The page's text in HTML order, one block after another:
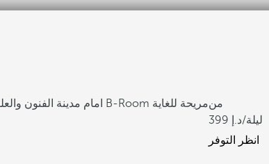
امام مدينة الفنون
غرف B-Room مريحة للغايةمن
399
/ليلة
انظر التوفر